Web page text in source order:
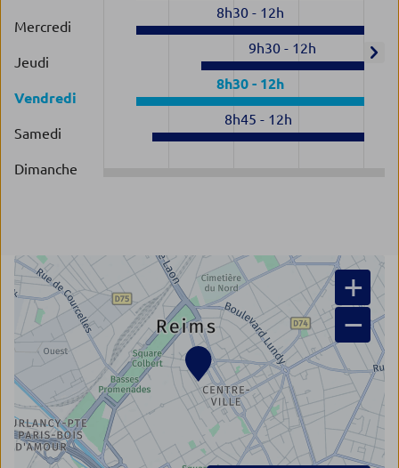
Mercredi
8h30- 12h
Jeudi
9h30 - 12h
Vendredi
8h30- 12h
Samedi
8h45 - 12h
Dimanche
+
−